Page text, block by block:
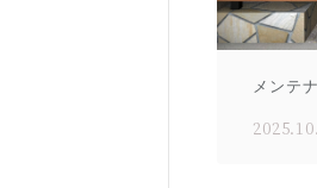
メンテ